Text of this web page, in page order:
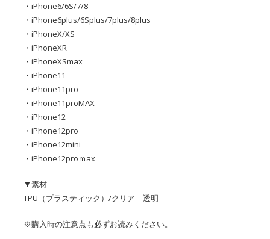
・iPhone6/6S/7/8
・iPhone6plus/6Splus/7plus/8plus
・iPhoneX/XS
・iPhoneXR
・iPhoneXSmax
・iPhone11
・iPhone11pro
・iPhone11proMAX
・iPhone12
・iPhone12pro
・iPhone12mini
・iPhone12proｍax
▼素材
TPU（プラスティック）/クリア 透明
※購入時の注意点も必ずお読みください。